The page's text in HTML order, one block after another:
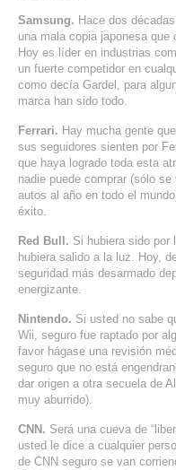
Samsung. Hace dos
una mala copia japonesa
Hoy es líder en industrias
un fuerte competidor en
como decía Gardel, para
marca han sido todo.
Ferrari. Hay mucha gente
sus seguidores sienten por
que haya logrado toda esta
nadie puede comprar (sólo
autos al año en todo el
éxito.
Red Bull. Si hubiera sido por
hubiera salido a la luz. Hoy,
seguridad más desarmado
energizante.
Nintendo. Si usted no sabe
Wii, seguro fue raptado por
favor hágase una revisión
seguro que no está
dar origen a otra secuela de
muy aburrido).
CNN. Será una cueva de
usted le dice a cualquier
de CNN seguro se van